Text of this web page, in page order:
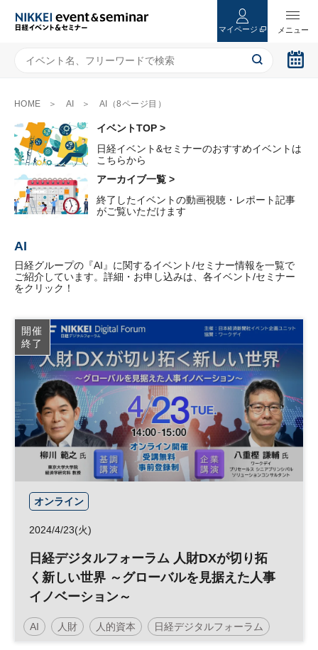
マイページ
HOME AI AI（8ページ目）
イベントTOP >
日経イベント&セミナーのおすすめイベントは
こちらから
アーカイブ一覧 >
終了したイベントの動画視聴・レポート記事
がご覧いただけます
AI
日経グループの『AI』に関するイベント/セミナー情報を一覧で
ご紹介しています。詳細・お申し込みは、各イベント/セミナー
をクリック！
開催
終了
オンライン
2024/4/23(火)
日経デジタルフォーラム 人財DXが切り拓
く新しい世界 ～グローバルを見据えた人事
イノベーション～
AI 人財 人的資本 日経デジタルフォーラム